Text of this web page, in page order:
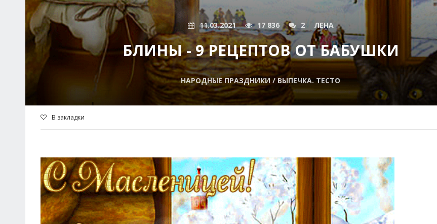
11.03.2021 17 836 2 ЛЕНА
БЛИНЫ - 9 РЕЦЕПТОВ ОТ БАБУШКИ
НАРОДНЫЕ ПРАЗДНИКИ / ВЫПЕЧКА. ТЕСТО
В закладки